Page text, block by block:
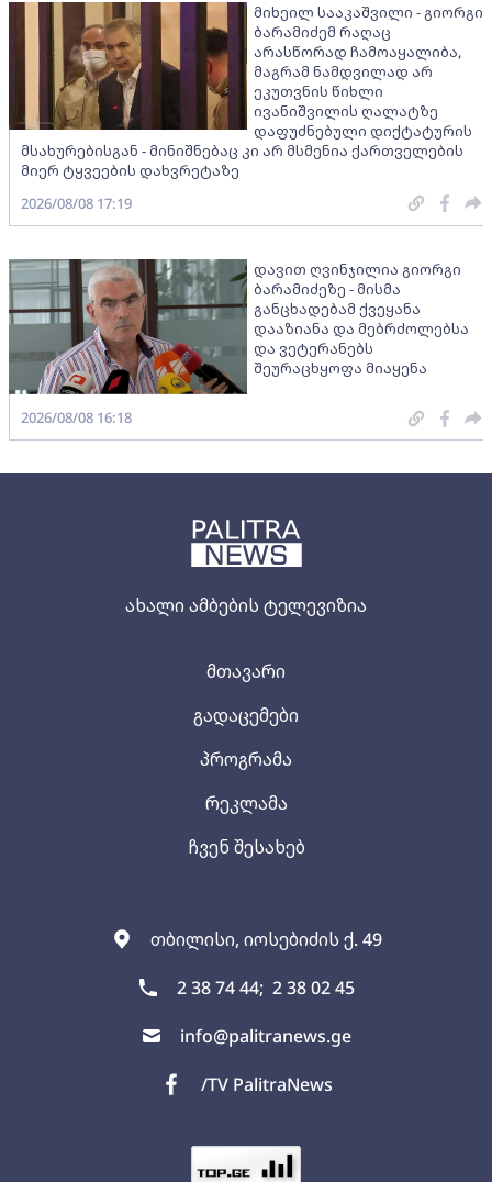
ახალი ამბების ტელევიზია
თბილისი, იოსებიძის ქ. 49
2 38 74 44; 2 38 02 45
info@palitranews.ge
/TV PalitraNews
მთავარი
გადაცემები
პროგრამა
რეკლამა
ჩვენ შესახებ
მიხეილ სააკაშვილი - გიორგი
ბარამიძემ რაღაც
არასწორად ჩამოაყალიბა,
მაგრამ ნამდვილად არ
ეკუთვნის წიხლი
ივანიშვილის ღალატზე
დაფუძნებული დიქტატურის
მსახურებისგან - მინიშნებაც კი არ მსმენია ქართველების
მიერ ტყვეების დახვრეტაზე
2026/08/08 17:19
დავით ღვინჯილია გიორგი
ბარამიძეზე - მისმა
განცხადებამ ქვეყანა
დააზიანა და მებრძოლებსა
და ვეტერანებს
შეურაცხყოფა მიაყენა
2026/08/08 16:18